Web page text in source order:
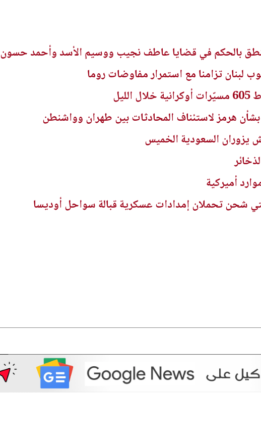
بالحكم في قضايا عاطف نجيب ووسيم الأسد وأحمد حسون
لبنان تزامنا مع استمرار مفاوضات روما
بشأن هرمز لاستئناف المحادثات بين طهران وواشنطن
يزوران السعودية الخميس
أميركية
شحن تحملان إمدادات عسكرية قبالة سواحل أوديسا